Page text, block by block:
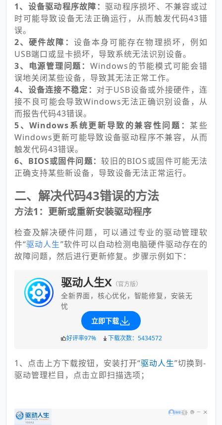
1、设备驱动程序故障： 驱动程序损坏、不兼容或过
时可能导致设备无法正确运行，从而触发代码43错
误。
2、硬件故障： 设备本身可能存在物理损坏，例如
USB端口或显卡损坏，导致系统无法识别设备。
3、电源管理问题： Windows的节能模式可能会错
误地关闭某些设备，导致其无法正常工作。
4、设备连接不稳定： 对于USB设备或外接硬件，连
接不良可能会导致Windows无法正确识别设备，从
而报告代码43错误。
5、Windows系统更新导致的兼容性问题： 某些
Windows更新可能导致设备驱动程序不兼容，从而
触发代码43错误。
6、BIOS或固件问题：较旧的BIOS或固件可能无法
正确支持某些新设备，导致设备无法正常运行。
二、解决代码43错误的方法
方法1：更新或重新安装驱动程序
检查及解决硬件问题，可以通过专业的驱动管理软
件“驱动人生”软件可以自动检测电脑硬件驱动存在的
故障问题，然后进行更新修复。步骤示例如下：
驱动人生X （官方版）
全新界面，核心优化，智能修复，安装无
忧
立即下载
好评率97% 下载次数：5434572
1、点击上方下载按钮，安装打开“驱动人生”切换到-
驱动管理栏目，点击立即扫描选项；